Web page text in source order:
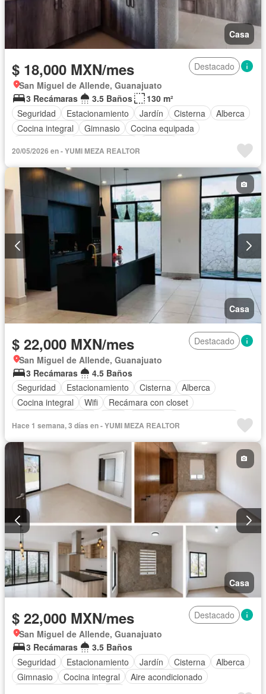
Casa
$ 18,000 MXN/mes
Destacado
San Miguel de Allende, Guanajuato
3 Recámaras
3.5 Baños
130 m²
Seguridad
Estacionamiento Jardín Cisterna
Alberca
Cocina integral
Gimnasio
Cocina equipada
Aire acondicionado
Asador Completamente amueblado
20/05/2026 en - YUMI MEZA REALTOR
Casa
$ 22,000 MXN/mes
Destacado
San Miguel de Allende, Guanajuato
3 Recámaras
4.5 Baños
Seguridad
Estacionamiento Cisterna
Alberca
Cocina integral
Wifi
Recámara con closet
Hace 1 semana, 3 días en - YUMI MEZA REALTOR
Casa
$ 22,000 MXN/mes
Destacado
San Miguel de Allende, Guanajuato
3 Recámaras
3.5 Baños
Seguridad
Estacionamiento Jardín Cisterna
Alberca
Gimnasio
Cocina integral
Aire acondicionado